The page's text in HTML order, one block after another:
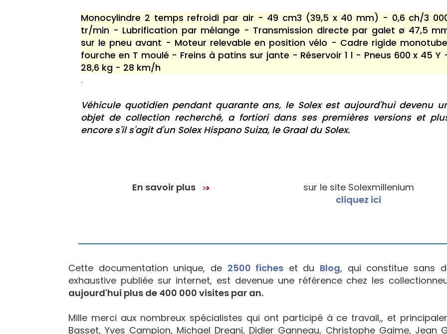
Monocylindre 2 temps refroidi par air - 49 cm3 (39,5 x 40 mm) - 0,6 ch/3
tr/min - Lubrification par mélange - Transmission directe par galet ø 47,5
sur le pneu avant - Moteur relevable en position vélo - Cadre rigide
fourche en T moulé - Freins à patins sur jante - Réservoir 1 l - Pneus 600 x 45 Y
28,6 kg - 28 km/h
.
Véhicule quotidien pendant quarante ans, le Solex est aujourd'hui devenu
objet de collection recherché, a fortiori dans ses premières versions et
encore s'il s'agit d'un Solex Hispano Suiza, le Graal du Solex.
En savoir plus
sur le site Solexmillenium
cliquez ici
Cette documentation unique, de 2500 fiches et du Blog, qui constitue sans
exhaustive publiée sur internet, est devenue une référence chez les
aujourd'hui plus de 400 000 visites par an.
Mille merci aux nombreux spécialistes qui ont participé à ce travail,, et
Basset, Yves Campion, Michael Dregni, Didier Ganneau, Christophe Gaime, Jean